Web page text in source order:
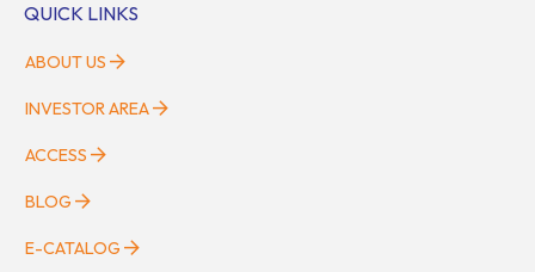
QUICK LINKS
ABOUT US
INVESTOR AREA
ACCESS
BLOG
E-CATALOG